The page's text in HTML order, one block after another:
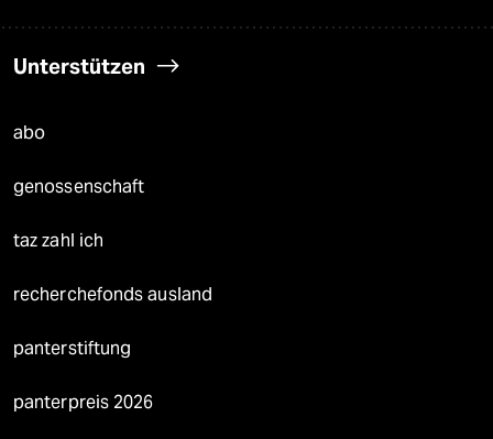
Unterstützen
abo
genossenschaft
taz zahl ich
recherchefonds ausland
panterstiftung
panterpreis 2026